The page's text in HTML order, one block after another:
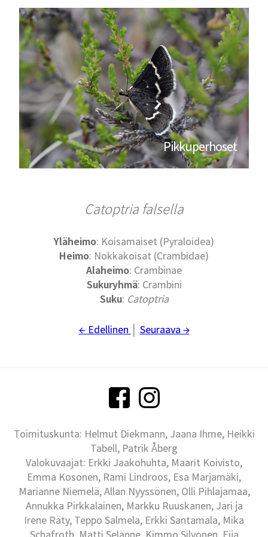
Pikkuperhoset
Catoptria falsella
Yläheimo: Koisamaiset (Pyraloidea)
Heimo: Nokkakoisat (Crambidae)
Alaheimo: Crambinae
Sukuryhmä: Crambini
Suku: Catoptria
← Edellinen Seuraava →
Toimituskunta: Helmut Diekmann, Jaana Ihme, Heikki
Tabell, Patrik Åberg
Valokuvaajat: Erkki Jaakohuhta, Maarit Koivisto,
Emma Kosonen, Rami Lindroos, Esa Marjamäki,
Marianne Niemelä, Allan Nyyssönen, Olli Pihlajamaa,
Annukka Pirkkalainen, Markku Ruuskanen, Jari ja
Irene Räty, Teppo Salmela, Erkki Santamala, Mika